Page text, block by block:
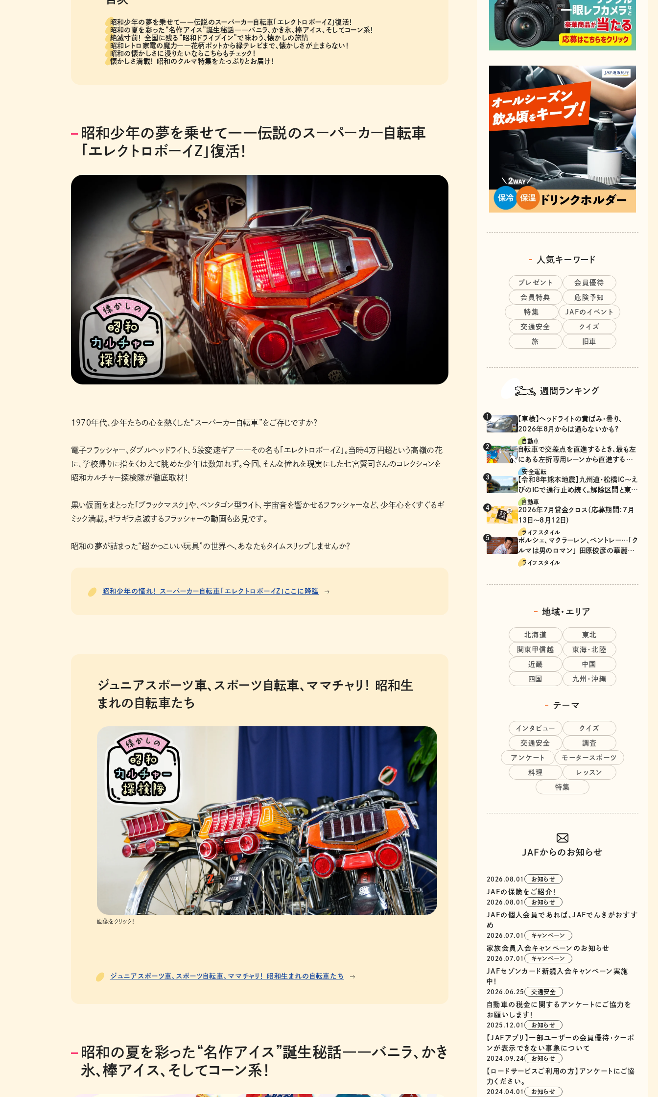
昭和少年の夢を乗せて――伝説のスーパーカー自転車「エレクトロボーイZ」復活！
昭和の夏を彩った“名作アイス”誕生秘話――バニラ、かき氷、棒アイス、そしてコーン系！
絶滅寸前！ 全国に残る“昭和ドライブイン”で味わう、懐かしの旅情
昭和レトロ家電の魔力――花柄ポットから緑テレビまで、懐かしさが止まらない！
昭和の懐かしさに浸りたいならこちらもチェック！
懐かしさ満載！ 昭和のクルマ特集をたっぷりとお届け！
昭和少年の夢を乗せて――伝説のスーパーカー自転車
「エレクトロボーイZ」復活！
1970年代、少年たちの心を熱くした“スーパーカー自転車”をご存じですか？
電子フラッシャー、ダブルヘッドライト、5段変速ギア――その名も「エレクトロボーイZ」。当時4万円超という高嶺の花
に、学校帰りに指をくわえて眺めた少年は数知れず。今回、そんな憧れを現実にした七宮賢司さんのコレクションを
昭和カルチャー探検隊が徹底取材！
黒い仮面をまとった「ブラックマスク」や、ペンタゴン型ライト、宇宙音を響かせるフラッシャーなど、少年心をくすぐるギ
ミック満載。ギラギラ点滅するフラッシャーの動画も必見です。
昭和の夢が詰まった“超かっこいい玩具”の世界へ、あなたもタイムスリップしませんか？
昭和少年の憧れ！ スーパーカー自転車「エレクトロボーイZ」ここに降臨
ジュニアスポーツ車、スポーツ自転車、ママチャリ！ 昭和生
まれの自転車たち
画像をクリック！
ジュニアスポーツ車、スポーツ自転車、ママチャリ！ 昭和生まれの自転車たち
昭和の夏を彩った“名作アイス”誕生秘話――バニラ、かき
氷、棒アイス、そしてコーン系！
人気キーワード
プレゼント 会員優待
会員特典 危険予知
特集 JAFのイベント
交通安全 クイズ
旅 旧車
週間ランキング
【車検】ヘッドライトの黄ばみ・曇り、
2026年8月からは通らないかも?
自動車
自転車で交差点を直進するとき、最も左
にある左折専用レーンから直進するの
は、違反？
安全運転
【令和8年熊本地震】九州道・松橋IC～え
びのICで通行止め続く。解除区間と東九
州道の迂回ルート
自動車
2026年7月賞金クロス（応募期間：7月
13日～8月12日）
ライフスタイル
ポルシェ、マクラーレン、ベントレー…「ク
ルマは男のロマン」 田原俊彦の華麗な
る愛車遍歴
ライフスタイル
地域・エリア
北海道 東北
関東甲信越 東海・北陸
近畿 中国
四国 九州・沖縄
テーマ
インタビュー クイズ
交通安全 調査
アンケート モータースポーツ
料理 レッスン
特集
JAFからのお知らせ
2026.08.01 お知らせ
JAFの保険をご紹介！
2026.08.01 お知らせ
JAFの個人会員であれば、JAFでんきがおすす
め
2026.07.01 キャンペーン
家族会員入会キャンペーンのお知らせ
2026.07.01 キャンペーン
JAFセゾンカード新規入会キャンペーン実施
中！
2026.06.25 交通安全
自動車の税金に関するアンケートにご協力を
お願いします！
2025.12.01 お知らせ
【JAFアプリ】一部ユーザーの会員優待・クーポ
ンが表示できない事象について
2024.09.24 お知らせ
【ロードサービスご利用の方】アンケートにご協
力ください。
2024.04.01 お知らせ